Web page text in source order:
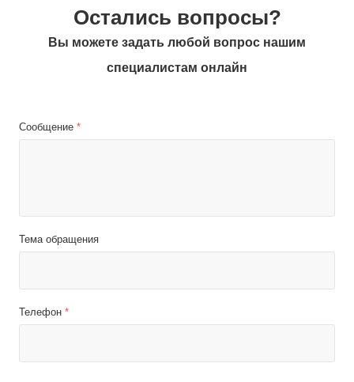
Остались вопросы?
Вы можете задать любой вопрос нашим
специалистам онлайн
Сообщение *
Тема обращения
Телефон *